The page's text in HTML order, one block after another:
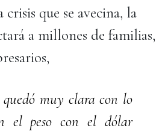
que se avecina, la
a millones de familias,
quedó muy clara con lo
el peso con el dólar